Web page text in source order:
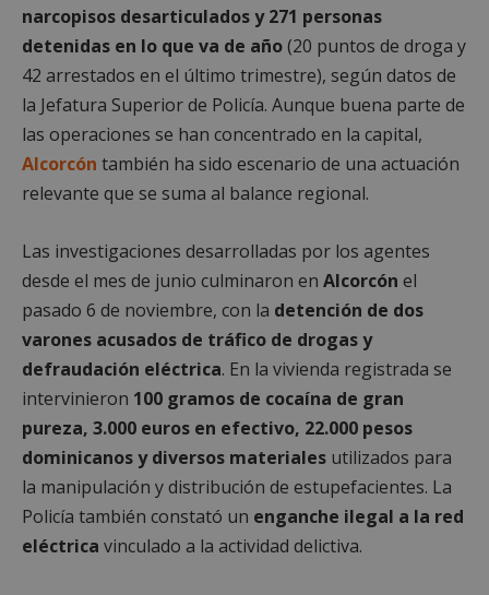
narcopisos desarticulados y 271 personas
detenidas en lo que va de año(20 puntos de droga y
42 arrestados en el último trimestre), según datos de
la Jefatura Superior de Policía. Aunque buena parte de
las operaciones se han concentrado en la capital,
Alcorcón también ha sido escenario de una actuación
relevante que se suma al balance regional.
Las investigaciones desarrolladas por los agentes
desde el mes de junio culminaron en Alcorcón el
pasado 6 de noviembre, con la detención de dos
varones acusados de tráfico de drogas y
defraudación eléctrica. En la vivienda registrada se
intervinieron 100 gramos de cocaína de gran
pureza, 3.000 euros en efectivo, 22.000 pesos
dominicanos y diversos materiales utilizados para
la manipulación y distribución de estupefacientes. La
Policía también constató un enganche ilegal a la red
eléctrica vinculado a la actividad delictiva.